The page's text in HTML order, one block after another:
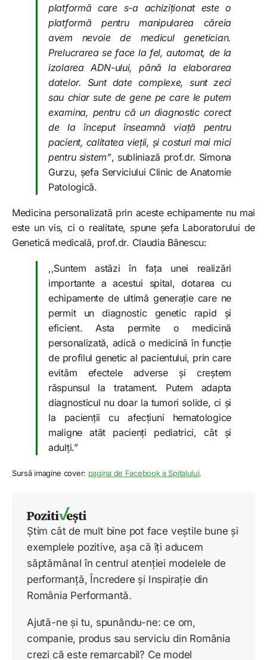
platformă care s-a achiziționat este o
platformă pentru manipularea căreia
avem nevoie de medicul genetician.
Prelucrarea se face la fel, automat, de la
izolarea ADN-ului, până la elaborarea
datelor. Sunt date complexe, sunt zeci
sau chiar sute de gene pe care le putem
examina, pentru că un diagnostic corect
de la început înseamnă viață pentru
pacient, calitatea vieții, și costuri mai mici
pentru sistem”, subliniază prof.dr. Simona
Gurzu, șefa Serviciului Clinic de Anatomie
Patologică.
Medicina personalizată prin aceste echipamente nu mai
este un vis, ci o realitate, spune șefa Laboratorului de
Genetică medicală, prof.dr. Claudia Bănescu:
,,Suntem astăzi în fața unei realizări
importante a acestui spital, dotarea cu
echipamente de ultimă generație care ne
permit un diagnostic genetic rapid și
eficient. Asta permite o medicină
personalizată, adică o medicină în funcție
de profilul genetic al pacientului, prin care
evităm efectele adverse și creștem
răspunsul la tratament. Putem adapta
diagnosticul nu doar la tumori solide, ci și
la pacienții cu afecțiuni hematologice
maligne atât pacienți pediatrici, cât și
adulți.”
Sursă imagine cover: pagina de Facebook a Spitalului.
Știm cât de mult bine pot face veștile bune și
exemplele pozitive, așa că îți aducem
săptămânal în centrul atenției modelele de
performanță, Încredere și Inspirație din
România Performantă.
Ajută-ne și tu, spunându-ne: ce om,
companie, produs sau serviciu din România
crezi că este remarcabil? Ce model